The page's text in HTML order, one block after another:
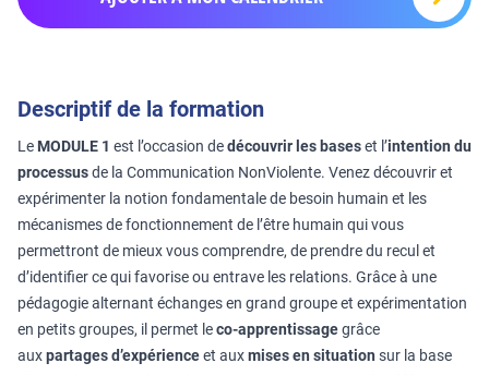
Descriptif de la formation
Le MODULE 1 est l’occasion dedécouvrir les baseset l’intention du
processusde la Communication NonViolente. Venez découvrir et
expérimenter la notion fondamentale de besoin humain et les
mécanismes de fonctionnement de l’être humain qui vous
permettront de mieux vous comprendre, de prendre du recul et
d’identifier ce qui favorise ou entrave les relations. Grâce à une
pédagogie alternant échanges en grand groupe et expérimentation
en petits groupes, il permet leco-apprentissagegrâce
auxpartages d’expérienceet auxmises en situation sur la base